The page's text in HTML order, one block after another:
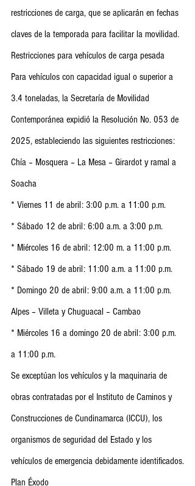
restricciones de carga, que se aplicarán en fechas
claves de la temporada para facilitar la movilidad.
Restricciones para vehículos de carga pesada
Para vehículos con capacidad igual o superior a
3.4 toneladas, la Secretaría de Movilidad
Contemporánea expidió la Resolución No. 053 de
2025, estableciendo las siguientes restricciones:
Chía – Mosquera – La Mesa – Girardot y ramal a
Soacha
* Viernes 11 de abril: 3:00 p.m. a 11:00 p.m.
* Sábado 12 de abril: 6:00 a.m. a 3:00 p.m.
* Miércoles 16 de abril: 12:00 m. a 11:00 p.m.
* Sábado 19 de abril: 11:00 a.m. a 11:00 p.m.
* Domingo 20 de abril: 9:00 a.m. a 11:00 p.m.
Alpes – Villeta y Chuguacal – Cambao
* Miércoles 16 a domingo 20 de abril: 3:00 p.m.
a 11:00 p.m.
Se exceptúan los vehículos y la maquinaria de
obras contratadas por el Instituto de Caminos y
Construcciones de Cundinamarca (ICCU), los
organismos de seguridad del Estado y los
vehículos de emergencia debidamente identificados.
Plan Éxodo